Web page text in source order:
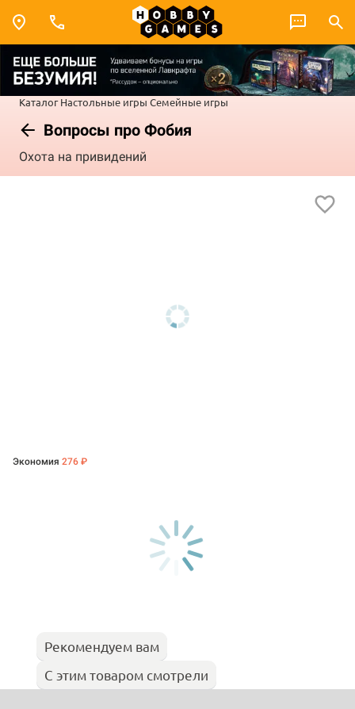
Каталог Настольные игры Семейные игры
Вопросы про Фобия
Охота на привидений
Экономия 276 ₽
Рекомендуем вам
С этим товаром смотрели